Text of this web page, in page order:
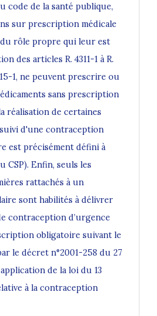
code de la santé publique,
sur prescription médicale
rôle propre qui leur est
des articles R. 4311-1 à R.
15-1, ne peuvent prescrire ou
sans prescription
réalisation de certaines
d'une contraception
est précisément défini à
CSP). Enfin, seuls les
rattachés à un
sont habilités à délivrer
contraception d’urgence
obligatoire suivant le
le décret n°2001-258 du 27
de la loi du 13
à la contraception